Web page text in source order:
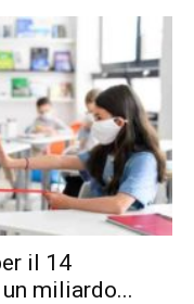
il 14
miliardo...